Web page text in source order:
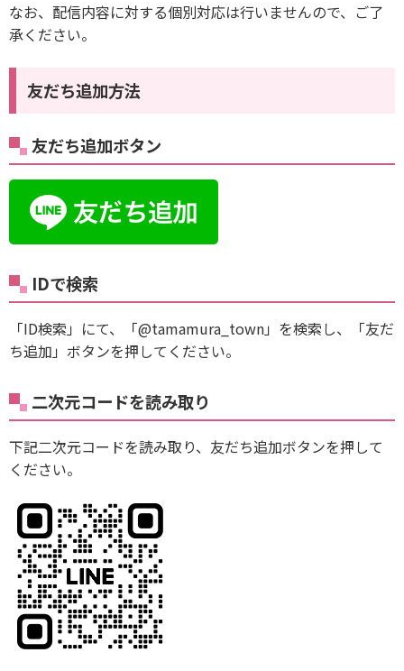
なお、配信内容に対する個別対応は行いませんので、ご了
承ください。
友だち追加方法
友だち追加ボタン
IDで検索
「ID検索」にて、「@tamamura_town」を検索し、「友だ
ち追加」ボタンを押してください。
二次元コードを読み取り
下記二次元コードを読み取り、友だち追加ボタンを押して
ください。